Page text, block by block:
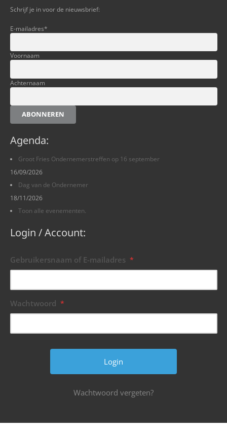
Schrijf je in voor de nieuwsbrief:
E-mailadres*
Voornaam
Achternaam
ABONNEREN
Agenda:
Groot Fries Ondernemerstreffen op 16 september
16/09/2026
Dag van de Ondernemer
18/11/2026
Toon alle evenementen.
Login / Account:
Gebruikersnaam of E-mailadres *
Wachtwoord *
Wachtwoord vergeten?